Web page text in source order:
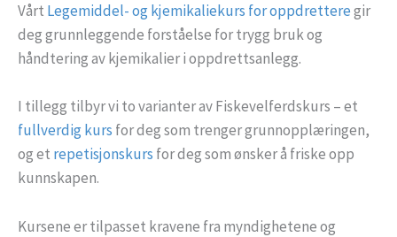
Vårt Legemiddel- og kjemikaliekurs for oppdretteregir
deg grunnleggende forståelse for trygg bruk og
håndtering av kjemikalier i oppdrettsanlegg.
I tillegg tilbyr vi to varianter av Fiskevelferdskurs – et
fullverdig kurs for deg som trenger grunnopplæringen,
og et repetisjonskurs for deg som ønsker å friske opp
kunnskapen.
Kursene er tilpasset kravene fra myndighetene og